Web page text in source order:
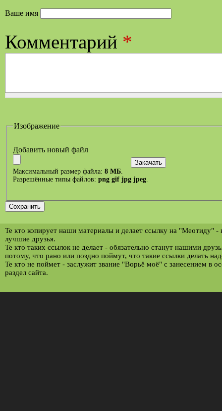
Ваше имя
Комментарий *
Изображение
Добавить новый файл
Максимальный размер файла: 8 МБ
Разрешённые типы файлов: png gif jpg jpeg
Те кто копирует наши материалы и делает ссылку на "Меотиду" -
лучшие друзья.
Те кто таких ссылок не делает - обязательно станут нашими
потому, что рано или поздно поймут, что такие ссылки делать
Те кто не поймет - заслужит звание "Ворьё моё" с занесением в
раздел сайта.